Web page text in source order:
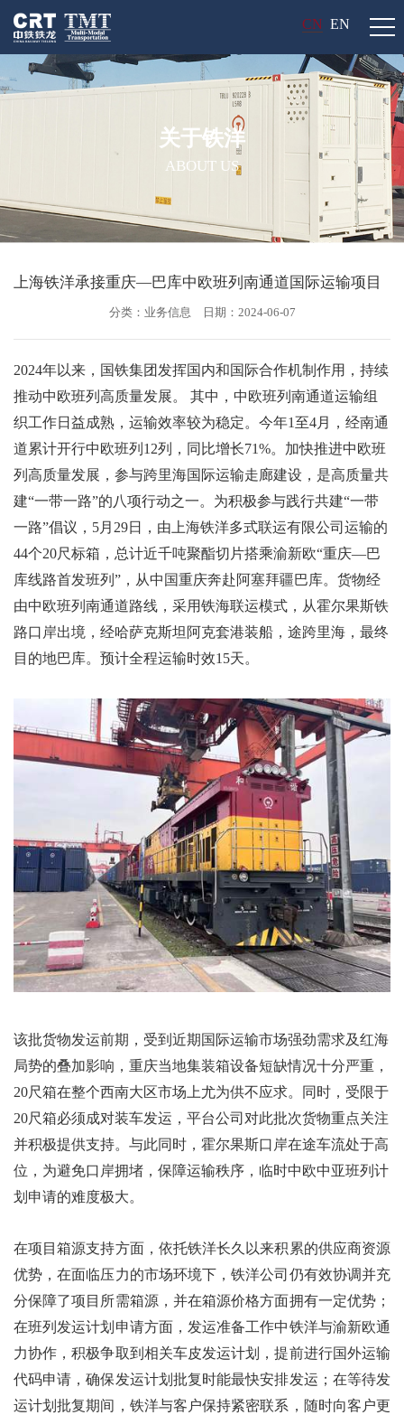
CN EN
关于铁洋
ABOUT US
上海铁洋承接重庆—巴库中欧班列南通道国际运输项目
分类：业务信息 日期：2024-06-07
2024年以来，国铁集团发挥国内和国际合作机制作用，持续
推动中欧班列高质量发展。 其中，中欧班列南通道运输组
织工作日益成熟，运输效率较为稳定。今年1至4月，经南通
道累计开行中欧班列 12列，同比增长71%。加快推进中欧班
列高质量发展，参与跨里海国际运输走廊建设，是高质量共
建“一带一路”的八项行动之一。为积极参与践行共建“一带
一路”倡议， 5月 29日，由上海铁洋多式联运有限公司运输的
44个20尺标箱，总计近千吨聚酯切片搭乘渝新欧“重庆—巴
库线路首发班列”，从中国重庆奔赴阿塞拜疆巴库。货物经
由中欧班列南通道路线，采用铁海联运模式，从霍尔果斯铁
路口岸出境，经哈萨克斯坦阿克套港装船，途跨里海，最终
目的地巴库。预计全程运输时效15天。
该批货物发运前期，受到近期国际运输市场强劲需求及红海
局势的叠加影响，重庆当地集装箱设备短缺情况十分严重，
20尺箱在整个西南大区市场上尤为供不应求。同时，受限于
20尺箱必须成对装车发运，平台公司对此批次货物重点关注
并积极提供支持。与此同时，霍尔果斯口岸在途车流处于高
位，为避免口岸拥堵，保障运输秩序，临时中欧中亚班列计
划申请的难度极大。
在项目箱源支持方面，依托铁洋长久以来积累的供应商资源
优势，在面临压力的市场环境下，铁洋公司仍有效协调并充
分保障了项目所需箱源，并在箱源价格方面拥有一定优势；
在班列发运计划申请方面，发运准备工作中铁洋与渝新欧通
力协作，积极争取到相关车皮发运计划，提前进行国外运输
代码申请，确保发运计划批复时能最快安排发运；在等待发
运计划批复期间，铁洋与客户保持紧密联系，随时向客户更